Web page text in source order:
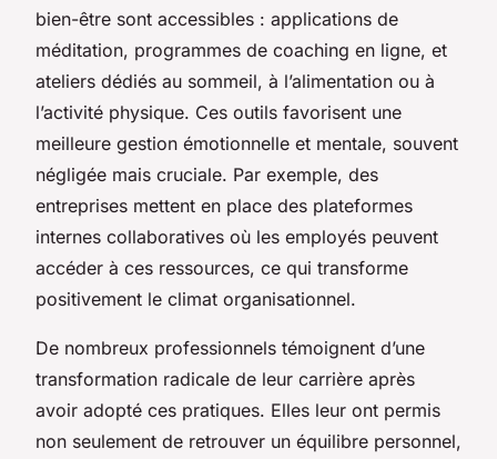
bien-être sont accessibles : applications de
méditation, programmes de coaching en ligne, et
ateliers dédiés au sommeil, à l’alimentation ou à
l’activité physique. Ces outils favorisent une
meilleure gestion émotionnelle et mentale, souvent
négligée mais cruciale. Par exemple, des
entreprises mettent en place des plateformes
internes collaboratives où les employés peuvent
accéder à ces ressources, ce qui transforme
positivement le climat organisationnel.
De nombreux professionnels témoignent d’une
transformation radicale de leur carrière après
avoir adopté ces pratiques. Elles leur ont permis
non seulement de retrouver un équilibre personnel,